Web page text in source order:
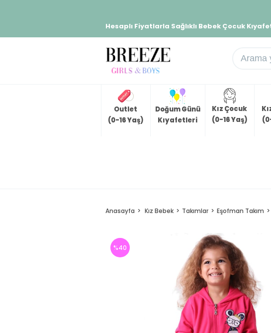
Hesaplı Fiyatlarla Sağlıklı Bebek Çocuk
Outlet
(0-16 Yaş)
Doğum Günü
Kıyafetleri
Kız Çocuk
(0-16 Yaş)
Anasayfa Kız Bebek Takımlar Eşofman Takım
%40